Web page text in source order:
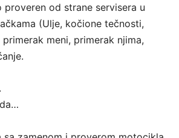
od strane servisera u
(Ulje, kočione tečnosti,
meni, primerak njima,